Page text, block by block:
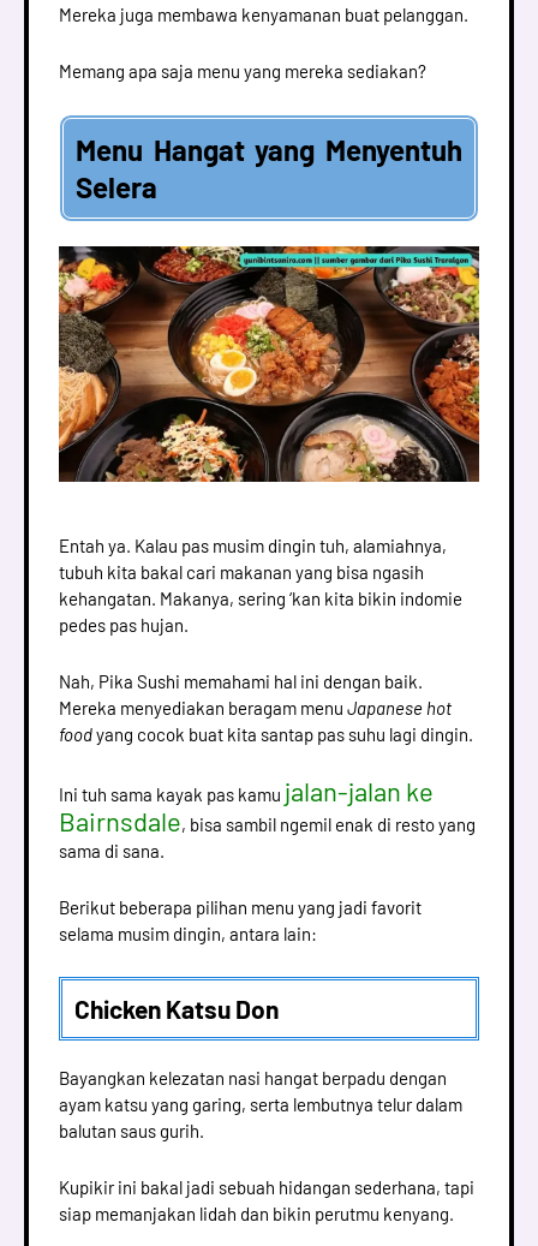
Mereka juga membawa kenyamanan buat pelanggan.
Memang apa saja menu yang mereka sediakan?
Menu Hangat yang Menyentuh
Selera
Entah ya. Kalau pas musim dingin tuh, alamiahnya,
tubuh kita bakal cari makanan yang bisa ngasih
kehangatan. Makanya, sering ‘kan kita bikin indomie
pedes pas hujan.
Nah, Pika Sushi memahami hal ini dengan baik.
Mereka menyediakan beragam menu Japanese hot
foodyang cocok buat kita santap pas suhu lagi dingin.
Ini tuh sama kayak pas kamu jalan-jalan ke
Bairnsdale, bisa sambil ngemil enak di resto yang
sama di sana.
Berikut beberapa pilihan menu yang jadi favorit
selama musim dingin, antara lain:
Chicken Katsu Don
Bayangkan kelezatan nasi hangat berpadu dengan
ayam katsu yang garing, serta lembutnya telur dalam
balutan saus gurih.
Kupikir ini bakal jadi sebuah hidangan sederhana, tapi
siap memanjakan lidah dan bikin perutmu kenyang.